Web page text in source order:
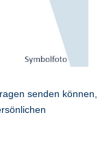
senden können,